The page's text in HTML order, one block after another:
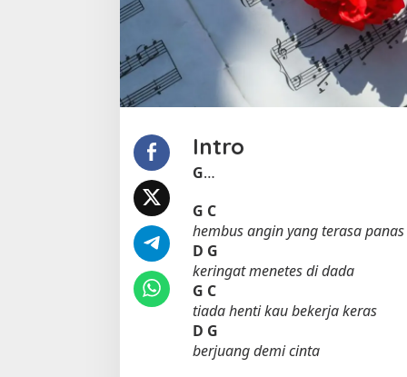
r
n
s
a
Intro
G…
G C
hembus angin yang terasa panas
D G
keringat menetes di dada
G C
tiada henti kau bekerja keras
D G
berjuang demi cinta